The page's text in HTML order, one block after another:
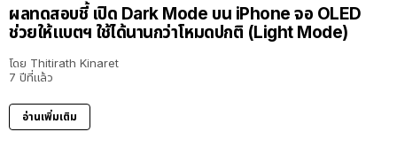
ผลทดสอบชี้ เปิด Dark Mode บน iPhone จอ OLED
ช่วยให้แบตฯ ใช้ได้นานกว่าโหมดปกติ (Light Mode)
โดย Thitirath Kinaret
7 ปีที่แล้ว
อ่านเพิ่มเติม